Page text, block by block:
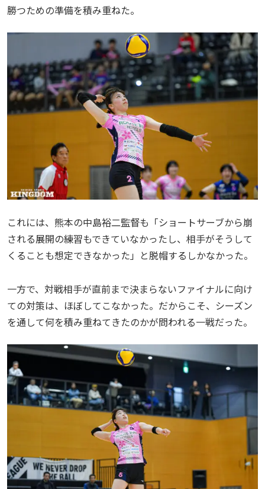
勝つための準備を積み重ねた。
これには、熊本の中島裕二監督も「ショートサーブから崩
される展開の練習もできていなかったし、相手がそうして
くることも想定できなかった」と脱帽するしかなかった。
一方で、対戦相手が直前まで決まらないファイナルに向け
ての対策は、ほぼしてこなかった。だからこそ、シーズン
を通して何を積み重ねてきたのかが問われる一戦だった。